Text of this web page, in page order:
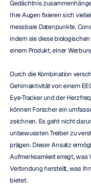
Gedächtnis
Ihre Augen fixieren sich
messbare Datenpunkte.
indem sie diese
einem Produkt, einer
Durch die Kombination
Gehirnaktivität von einem
Eye-Tracker und der
können Forscher ein
zeichnen. Es geht nicht
unbewussten Treiber zu
prägen. Dieser Ansatz
Aufmerksamkeit erregt, was
Verbindung herstellt, was
bietet.